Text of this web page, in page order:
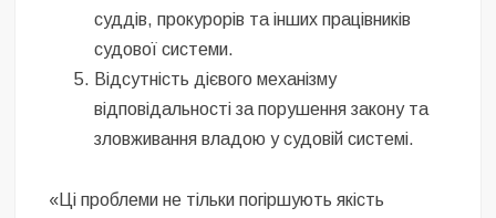
суддів, прокурорів та інших працівників
судової системи.
Відсутність дієвого механізму
відповідальності за порушення закону та
зловживання владою у судовій системі.
«Ці проблеми не тільки погіршують якість